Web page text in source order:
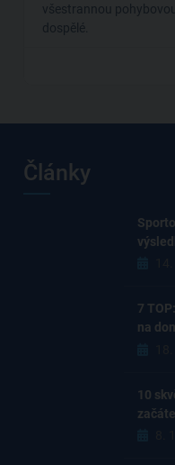
všestrannou
dospělé.
Články
7
na
10